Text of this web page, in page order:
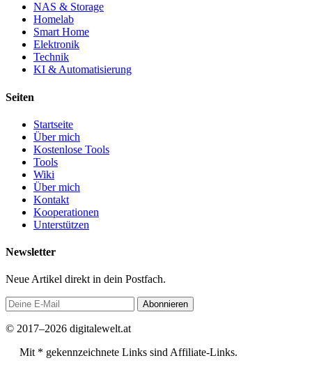
NAS & Storage
Homelab
Smart Home
Elektronik
Technik
KI & Automatisierung
Seiten
Startseite
Über mich
Kostenlose Tools
Tools
Wiki
Über mich
Kontakt
Kooperationen
Unterstützen
Newsletter
Neue Artikel direkt in dein Postfach.
Abonnieren
© 2017–2026 digitalewelt.at
Mit * gekennzeichnete Links sind Affiliate-Links.